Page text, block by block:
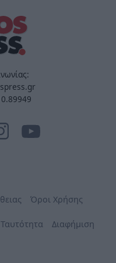
Όροι Χρήσης
Ταυτότητα Διαφήμιση